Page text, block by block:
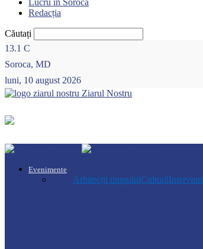
Lucru în Soroca
Redacția
Căutați
13.1 C
Soroca, MD
luni, 10 august 2026
Ziarul Nostru
Evenimente
Arhitecții timpuluiCulturăInterviuri